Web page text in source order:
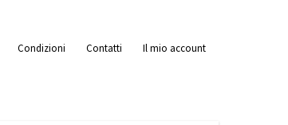
Condizioni Contatti Il mio account